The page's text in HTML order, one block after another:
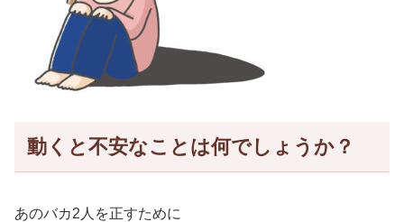
動くと不安なことは何でしょうか？
あのバカ2人を正すために